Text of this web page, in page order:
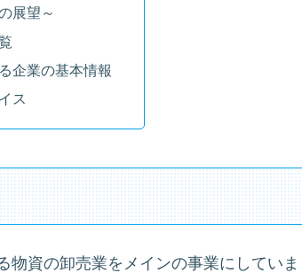
展望～
企業の基本情報
ス
資の卸売業をメインの事業にしていま